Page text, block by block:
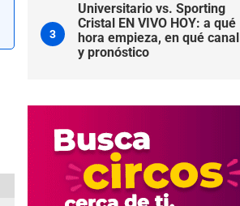
3
Universitario vs. Sporting
Cristal EN VIVO HOY: a qué
hora empieza, en qué canal
y pronóstico